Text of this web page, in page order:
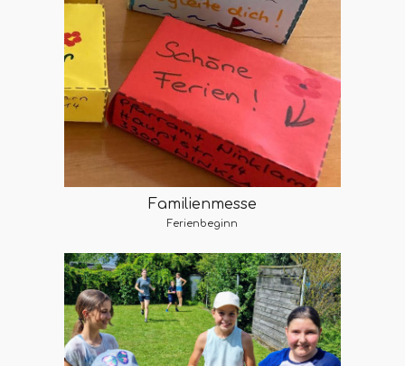
Familienmesse
Ferienbeginn